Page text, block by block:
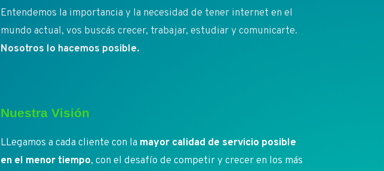
Entendemos la importancia y la necesidad de tener internet en el
mundo actual, vos buscás crecer, trabajar, estudiar y comunicarte.
Nosotros lo hacemos posible.
Nuestra Visión
LLegamos a cada cliente con la mayor calidad de servicio posible
en el menor tiempo, con el desafío de competir y crecer en los más